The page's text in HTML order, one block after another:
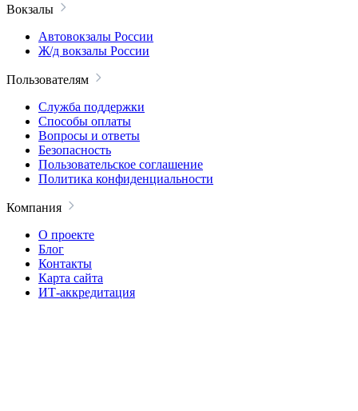
Вокзалы
Автовокзалы России
Ж/д вокзалы России
Пользователям
Служба поддержки
Способы оплаты
Вопросы и ответы
Безопасность
Пользовательское соглашение
Политика конфиденциальности
Компания
О проекте
Блог
Контакты
Карта сайта
ИТ-аккредитация